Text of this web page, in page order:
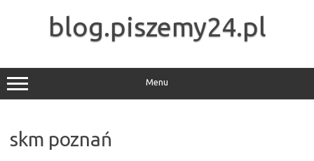
blog.piszemy24.pl
Menu
skm poznań